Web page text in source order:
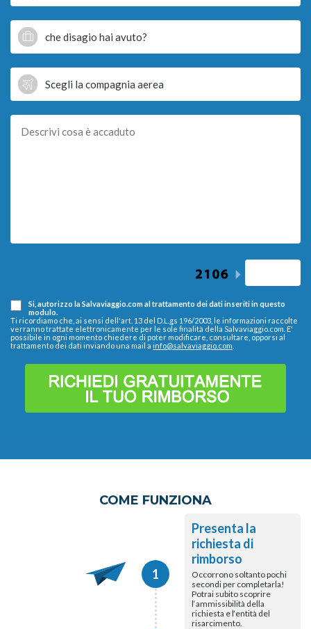
Si, autorizzo la Salvaviaggio.com al trattamento dei dati inseriti in questo
modulo.
Ti ricordiamo che, ai sensi dell'art. 13 del D.L.gs 196/2003, le informazioni raccolte
verranno trattate elettronicamente per le sole finalità della Salvaviaggio.com. E'
possibile in ogni momento chiedere di poter modificare, consultare, opporsi al
trattamento dei dati inviando una mail a info@salvaviaggio.com
COME FUNZIONA
1
Presenta la
richiesta di
rimborso
Occorrono soltanto pochi
secondi per completarla!
Potrai subito scoprire
l‘ammissibilità della
richiesta e l‘entità del
risarcimento.